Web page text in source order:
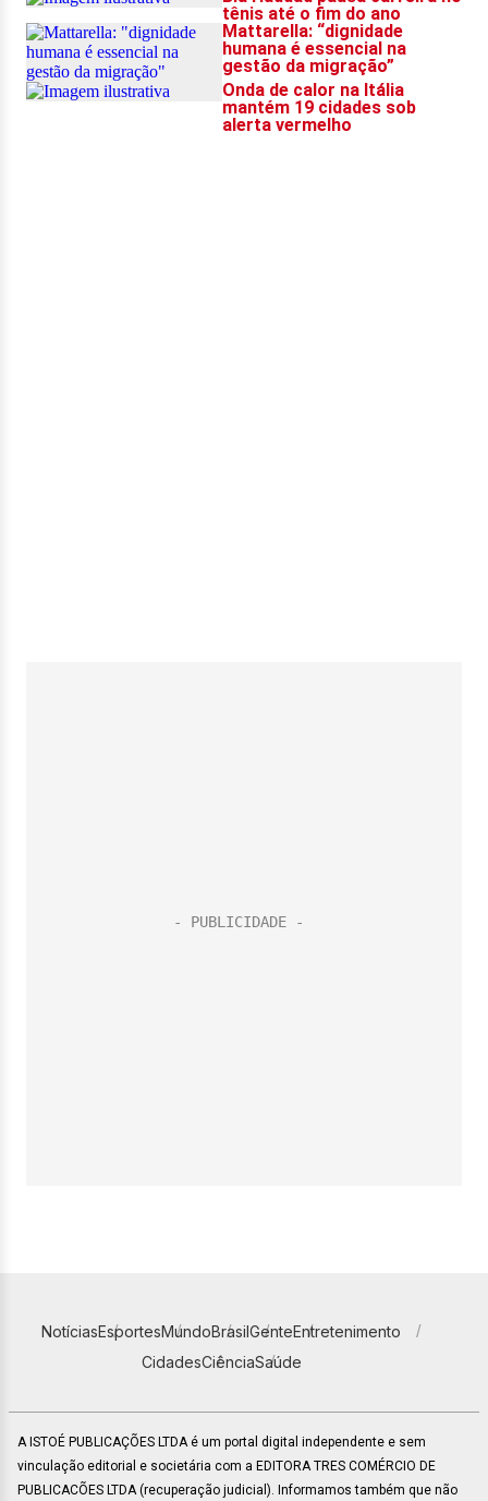
NotíciasEsportesMundoBrasilGenteEntretenimento
CidadesCiênciaSaúde
A ISTOÉ PUBLICAÇÕES LTDA é um portal digital independente e sem
vinculação editorial e societária com a EDITORA TRES COMÉRCIO DE
PUBLICACÕES LTDA (recuperação judicial). Informamos também que não